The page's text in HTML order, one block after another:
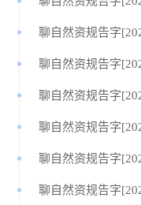
聊自然资规告字
聊自然资规告字
聊自然资规告字
聊自然资规告字
聊自然资规告字
聊自然资规告字